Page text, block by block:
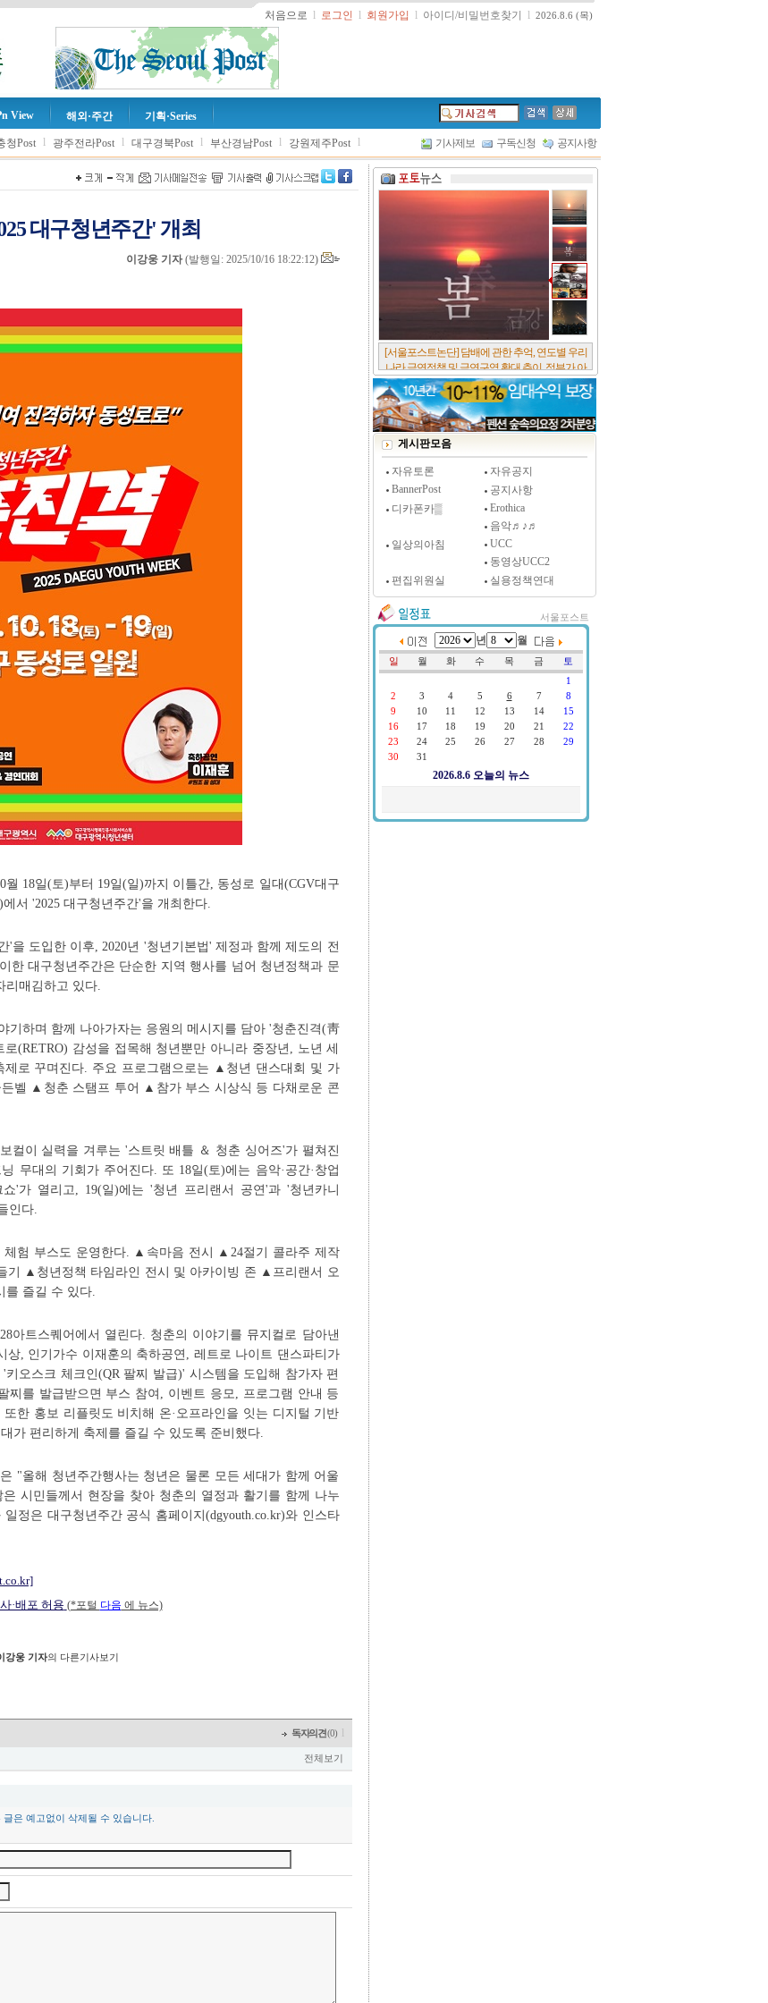
처음으로 l 로그인 l 회원가입 l 아이디/비밀번호찾기 l 2026.8.6 (목)
View 해외·주간 기획·Series
청Post l 광주전라Post l 대구경북Post l 부산경남Post l 강원제주Post l 기사제보 구독신청 공지사항
대구청년주간' 개최
이강웅 기자(발행일: 2025/10/16 18:22:12)
18일(토)부터 19일(일)까지 이틀간, 동성로 일대(CGV대구
서 '2025 대구청년주간'을 개최한다.
'을 도입한 이후, 2020년 '청년기본법' 제정과 함께 제도의 전
한 대구청년주간은 단순한 지역 행사를 넘어 청년정책과 문
리매김하고 있다.
기하며 함께 나아가자는 응원의 메시지를 담아 '청춘진격(靑
(RETRO) 감성을 접목해 청년뿐만 아니라 중장년, 노년 세
로 꾸며진다. 주요 프로그램으로는 ▲청년 댄스대회 및 가
벨 ▲청춘 스탬프 투어 ▲참가 부스 시상식 등 다채로운 콘
컬이 실력을 겨루는 '스트릿 배틀 ＆ 청춘 싱어즈'가 펼쳐진
무대의 기회가 주어진다. 또 18일(토)에는 음악·공간·창업
'가 열리고, 19(일)에는 '청년 프리랜서 공연'과 '청년카니
인다.
체험 부스도 운영한다. ▲속마음 전시 ▲24절기 콜라주 제작
▲청년정책 타임라인 전시 및 아카이빙 존 ▲프리랜서 오
를 즐길 수 있다.
아트스퀘어에서 열린다. 청춘의 이야기를 뮤지컬로 담아낸
상, 인기가수 이재훈의 축하공연, 레트로 나이트 댄스파티가
오스크 체크인(QR 팔찌 발급)' 시스템을 도입해 참가자 편
찌를 발급받으면 부스 참여, 이벤트 응모, 프로그램 안내 등
한 홍보 리플릿도 비치해 온·오프라인을 잇는 디지털 기반
가 편리하게 축제를 즐길 수 있도록 준비했다.
"올해 청년주간행사는 청년은 물론 모든 세대가 함께 어울
시민들께서 현장을 찾아 청춘의 열정과 활기를 함께 나누
정은 대구청년주간 공식 홈페이지(dgyouth.co.kr)와 인스타
·배포 허용 (*포털 다음 에 뉴스)
강웅 기자의 다른기사보기
독자의견(0)
전체보기
은 예고없이 삭제될 수 있습니다.
[서울포스트논단] 담배에 관한 추억, 연도별 우리
나라 금연정책 및 금연구역 확대 추이, 정부가 아
무리 더 해롭다고 사기를 쳐대도 피워 본 사람은
다 안다, 전자담배시장은 10년새 폭발적 증가세..
[시사저널 인터뷰] 윤방부 연세대 의대 명예교수,
"골초에게 전자담배를 허하라"
게시판모음
자유토론
자유공지
BannerPost
공지사항
디카폰카▒
Erothica
음악♬♪♬
일상의아침
UCC
동영상UCC2
편집위원실
실용정책연대
서울포스트